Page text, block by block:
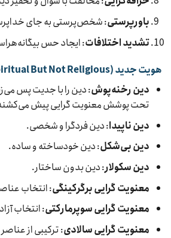
باورپرستی: شخص‌پرستی به جای
تشدید اختلافات: ایجاد حس
هویت جدید SBNR (Spiritual But Not Reli‎gious):
دین رخنه‌پوش: دین را با جدیت پس
تحت پوشش معنویت گرایی پیش
دین ناپیدا: دین فردگرا و شخصی.
دین بی‌شکل: دین خودساخته و ساده.
دین سکولار: دین بدون ساختار.
معنویت گرایی برگرکینگی: انتخاب
معنویت گرایی سوپرمارکتی: انتخاب
معنویت گرایی سالادی: ترکیبی از